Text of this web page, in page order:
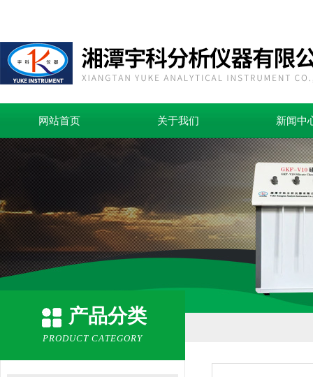
网站首页 关于我们 新闻中
产品分类
PRODUCT CATEGORY